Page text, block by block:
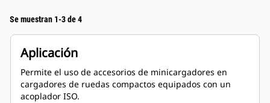
Se muestran 1-3 de 4
Aplicación
Permite el uso de accesorios de minicargadores en
cargadores de ruedas compactos equipados con un
acoplador ISO.